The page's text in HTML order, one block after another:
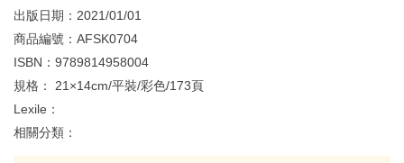
出版日期： 2021/01/01
商品編號： AFSK0704
ISBN： 9789814958004
規格： 21×14cm/平裝/彩色/173頁
Lexile：
相關分類：